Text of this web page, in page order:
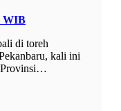
WIB
di toreh
kali ini
Provinsi…